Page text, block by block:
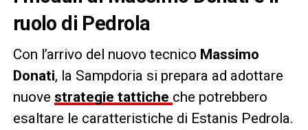
ruolo di Pedrola
Con l’arrivo del nuovo tecnico Massimo
Donati, la Sampdoria si prepara ad adottare
nuove strategie tattiche che potrebbero
esaltare le caratteristiche di Estanis Pedrola.